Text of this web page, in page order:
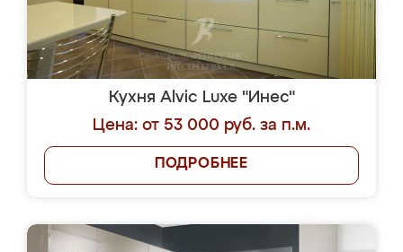
Кухня Alvic Luxe "Инес"
Цена: от 53 000 руб. за п.м.
ПОДРОБНЕЕ